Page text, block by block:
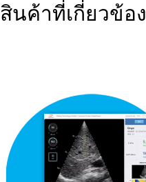
สินค้าที่เกี่ยวข้อง